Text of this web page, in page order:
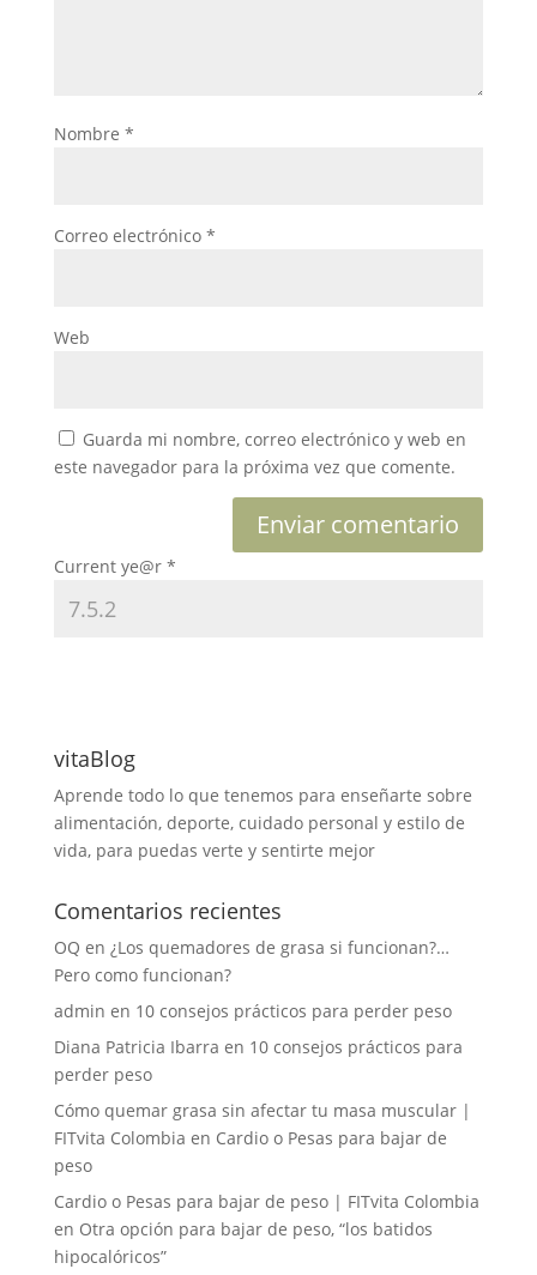
Nombre *
Correo electrónico *
Web
Guarda mi nombre, correo electrónico y web en
este navegador para la próxima vez que comente.
Current ye@r *
vitaBlog
Aprende todo lo que tenemos para enseñarte sobre
alimentación, deporte, cuidado personal y estilo de
vida, para puedas verte y sentirte mejor
Comentarios recientes
OQ en ¿Los quemadores de grasa si funcionan?…
Pero como funcionan?
admin en 10 consejos prácticos para perder peso
Diana Patricia Ibarra en 10 consejos prácticos para
perder peso
Cómo quemar grasa sin afectar tu masa muscular |
FITvita Colombia en Cardio o Pesas para bajar de
peso
Cardio o Pesas para bajar de peso | FITvita Colombia
en Otra opción para bajar de peso, “los batidos
hipocalóricos”